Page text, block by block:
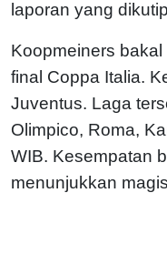
laporan yang
Koopmeiners
final Coppa Italia.
Juventus. Laga
Olimpico, Roma,
WIB. Kesempatan
menunjukkan